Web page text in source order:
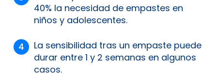
40% la necesidad de empastes en
niños y adolescentes.
La sensibilidad tras un empaste puede
durar entre 1 y 2 semanas en algunos
casos.